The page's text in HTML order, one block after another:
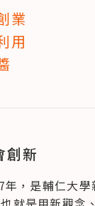
業
用
創新
，是輔仁大